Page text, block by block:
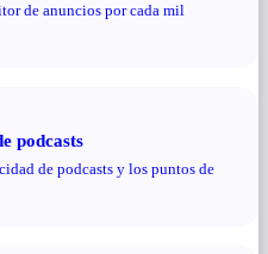
de anuncios por cada mil
podcasts
de podcasts y los puntos de